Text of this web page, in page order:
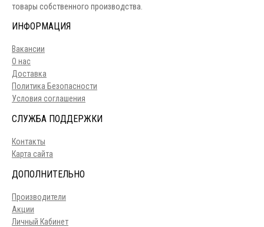
товары собственного производства.
ИНФОРМАЦИЯ
Вакансии
О нас
Доставка
Политика Безопасности
Условия соглашения
СЛУЖБА ПОДДЕРЖКИ
Контакты
Карта сайта
ДОПОЛНИТЕЛЬНО
Производители
Акции
Личный Кабинет